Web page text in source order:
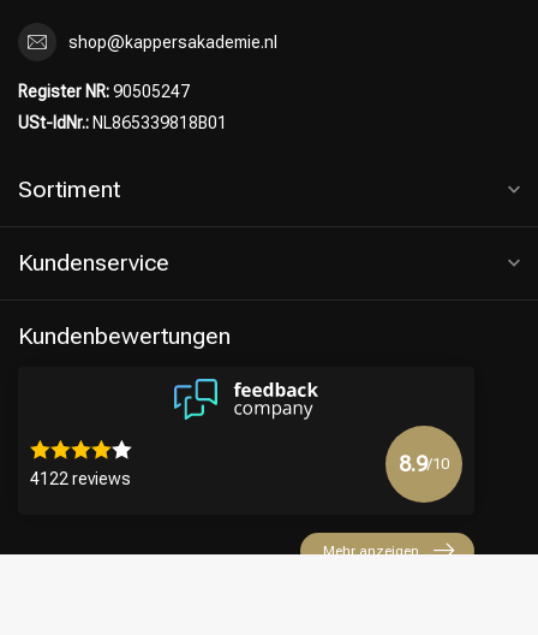
shop@kappersakademie.nl
Register NR:90505247
USt-IdNr.: NL865339818B01
Sortiment
Kundenservice
Kundenbewertungen
4122 reviews
8.9/10
Mehr anzeigen